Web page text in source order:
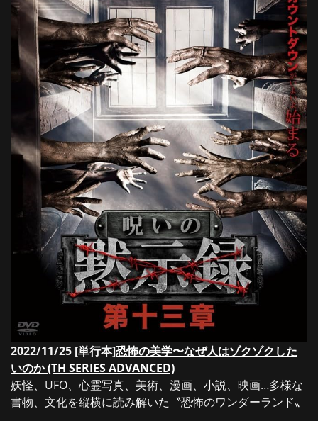
2022/11/25 [単行本]恐怖の美学〜なぜ人はゾクゾクした
いのか (TH SERIES ADVANCED)
妖怪、UFO、心霊写真、美術、漫画、小説、映画…多様な
書物、文化を縦横に読み解いた〝恐怖のワンダーランド〟